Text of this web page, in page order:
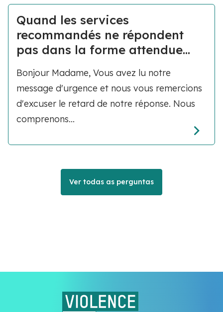
Quand les services
recommandés ne répondent
pas dans la forme attendue...
Bonjour Madame, Vous avez lu notre
message d'urgence et nous vous remercions
d'excuser le retard de notre réponse. Nous
comprenons...
Ver todas as perguntas